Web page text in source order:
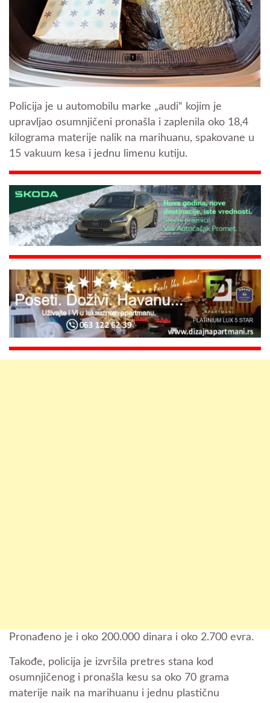
Policija je u automobilu marke „audi“ kojim je
upravljao osumnjičeni pronašla i zaplenila oko 18,4
kilograma materije nalik na marihuanu, spakovane u
15 vakuum kesa i jednu limenu kutiju.
Pronađeno je i oko 200.000 dinara i oko 2.700 evra.
Takođe, policija je izvršila pretres stana kod
osumnjičenog i pronašla kesu sa oko 70 grama
materije naik na marihuanu i jednu plastičnu